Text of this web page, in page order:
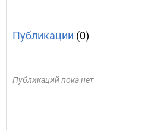
Публикации (0)
Публикаций пока нет